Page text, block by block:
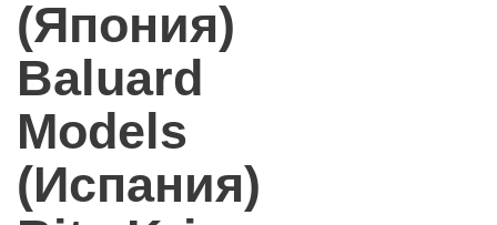
(Япония)
Baluard
Models
(Испания)